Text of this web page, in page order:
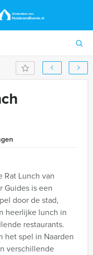
Rat Lunch van
Guides is een
door de stad,
heerlijke lunch in
restaurants.
het spel in Naarden
verschillende